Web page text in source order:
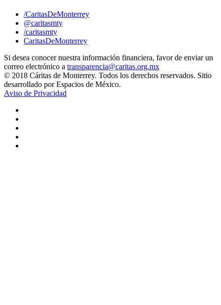
/CaritasDeMonterrey
@caritasmty
/caritasmty
CaritasDeMonterrey
Si desea conocer nuestra información financiera, favor de enviar un
correo electrónico a transparencia@caritas.org.mx
© 2018 Cáritas de Monterrey. Todos los derechos reservados. Sitio
desarrollado por Espacios de México.
Aviso de Privacidad